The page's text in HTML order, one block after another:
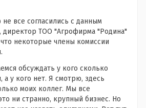
не все согласились с данным
директор ТОО "Агрофирма "Родина"
некоторые члены комиссии
обсуждать у кого сколько
у кого нет. Я смотрю, здесь
моих коллег. Мы все
ни странно, крупный бизнес. Но